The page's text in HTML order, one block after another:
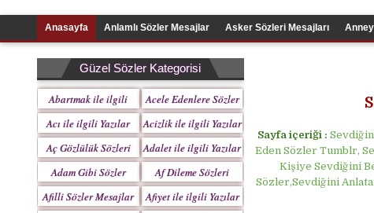
Anasayfa Anlamlı Sözler Mesajlar Asker Sözleri Mesajları
Güzel Sözler Kategorisi
Abartmak ile ilgili
Yazılar
Acele Edenlere Sözler
Acı ile ilgili Yazılar
Acizlik ile ilgili Yazılar
Aç Gözlülük Sözleri
Adalet ile ilgili Yazılar
Adam Gibi Sözler
Mesajlar
Af Dileme Sözleri
Mesajları
Afilli Sözler Mesajlar
Afiyet ile ilgili Yazılar
Sayfa içeriği :
Eden Sözler Tumblr,
Kişiye Sevdiğini
Sözler,Sevdiğini